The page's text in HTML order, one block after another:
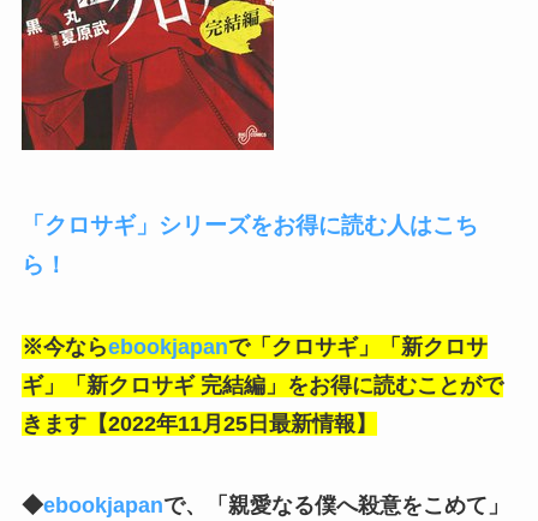
「クロサギ」シリーズをお得に読む人はこち
ら！
※今ならebookjapanで「クロサギ」「新クロサ
ギ」「新クロサギ 完結編」をお得に読むことがで
きます【2022年11月25日最新情報】
◆ebookjapanで、「親愛なる僕へ殺意をこめて」